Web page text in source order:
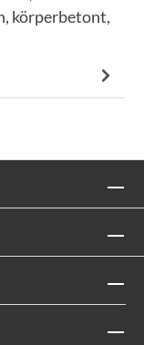
körperbetont,